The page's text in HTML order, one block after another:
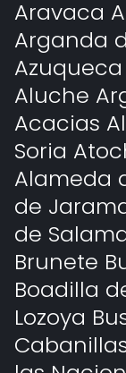
Aravaca
Arganda
Aluche
Acacias
Soria
Alameda
de
de
Brunete
Boadilla
Lozoya